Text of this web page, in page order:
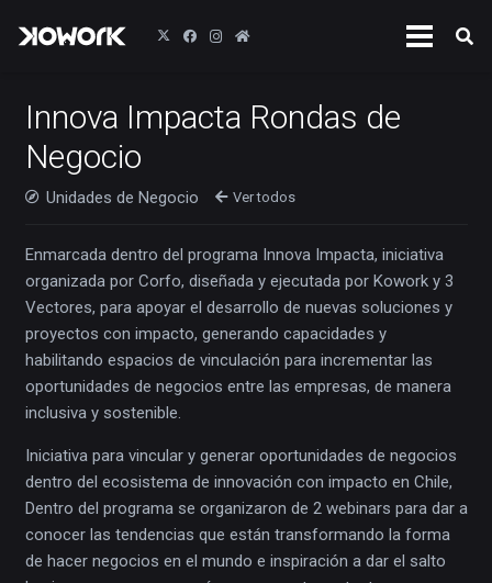
Innova Impacta Rondas de
Negocio
Unidades de Negocio Ver todos
Enmarcada dentro del programa Innova Impacta, iniciativa
organizada por Corfo, diseñada y ejecutada por Kowork y 3
Vectores, para apoyar el desarrollo de nuevas soluciones y
proyectos con impacto, generando capacidades y
habilitando espacios de vinculación para incrementar las
oportunidades de negocios entre las empresas, de manera
inclusiva y sostenible.
Iniciativa para vincular y generar oportunidades de negocios
dentro del ecosistema de innovación con impacto en Chile,
Dentro del programa se organizaron de 2 webinars para dar a
conocer las tendencias que están transformando la forma
de hacer negocios en el mundo e inspiración a dar el salto